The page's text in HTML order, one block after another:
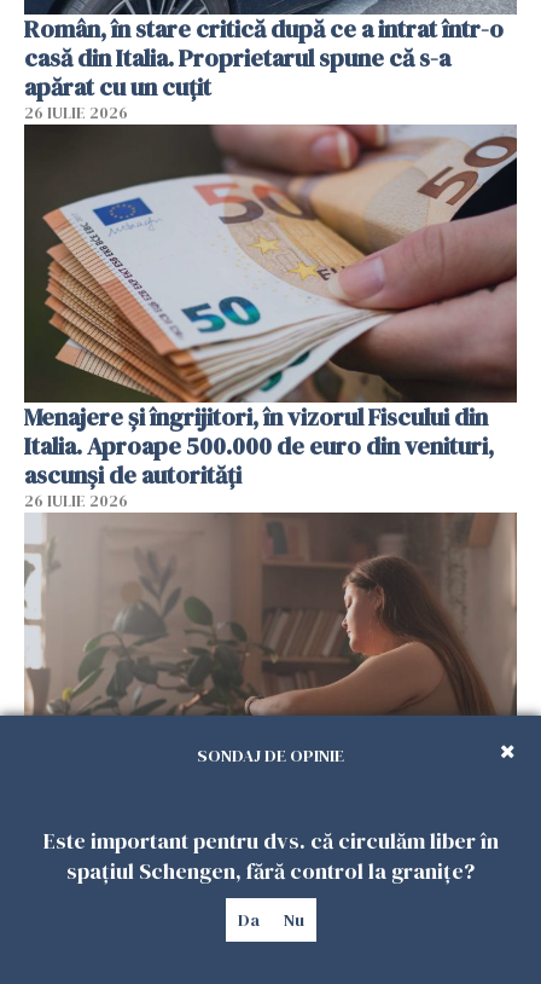
Român, în stare critică după ce a intrat într-o
casă din Italia. Proprietarul spune că s-a
apărat cu un cuțit
26 IULIE 2026
Menajere și îngrijitori, în vizorul Fiscului din
Italia. Aproape 500.000 de euro din venituri,
ascunși de autorități
26 IULIE 2026
arată ce se întâmplă cu sănătatea multor
imigranți
26 IULIE 2026
SONDAJ DE OPINIE
Este important pentru dvs. că circulăm liber în
spațiul Schengen, fără control la granițe?
Da Nu